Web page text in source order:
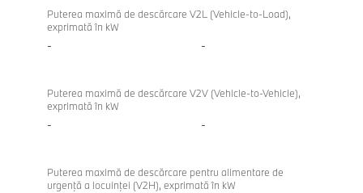
bidirecțională
eDrive20
Puterea maximă de descărcare V2L (Vehicle-to-Load),
exprimată în kW
- -
Puterea maximă de descărcare V2V (Vehicle-to-Vehicle),
exprimată în kW
- -
Puterea maximă de descărcare pentru alimentare de
urgenţă a locuinţei (V2H), exprimată în kW